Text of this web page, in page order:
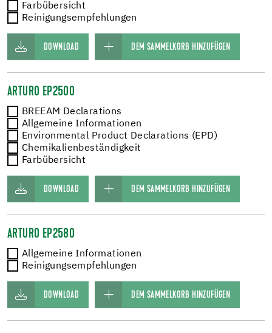
Farbübersicht
Reinigungsempfehlungen
DOWNLOAD DEM SAMMELKORB HINZUFÜGEN
ARTURO EP2500
BREEAM Declarations
Allgemeine Informationen
Environmental Product Declarations (EPD)
Chemikalienbeständigkeit
Farbübersicht
DOWNLOAD DEM SAMMELKORB HINZUFÜGEN
ARTURO EP2580
Allgemeine Informationen
Reinigungsempfehlungen
DOWNLOAD DEM SAMMELKORB HINZUFÜGEN